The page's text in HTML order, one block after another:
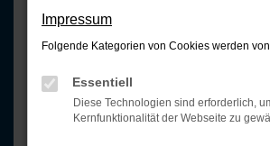
Überprüfe deine
deine
Laden andere Webseiten,
Beispiel deine
Impressum
Folgende Kategorien von Cookies werden
Essentiell
Diese Technologien sind erforderlich,
Kernfunktionalität der Webseite zu